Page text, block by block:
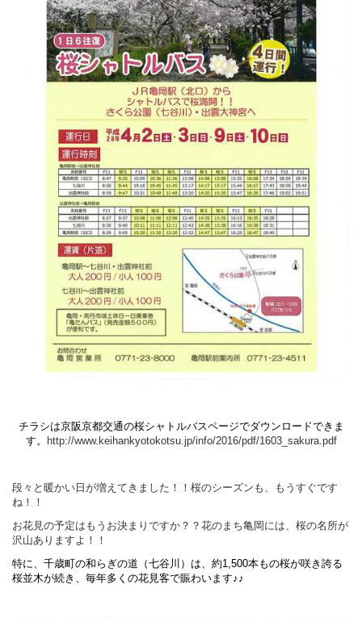
チラシは京阪京都交通の桜シャトルバスページでダウンロードできま
す。
http://www.keihankyotokotsu.jp/info/2016/pdf/1603_sakura.pdf
段々と暖かい日が増えてきました！！桜のシーズンも、もうすぐです
ね！！
お花見の予定はもうお決まりですか？？花のまち亀岡には、桜の名所が
沢山ありますよ！！
特に、千歳町の和らぎの道（七谷川）は、約1,500本もの桜が咲き誇る
桜並木が続き、 毎年多くの花見客で賑わいます♪♪